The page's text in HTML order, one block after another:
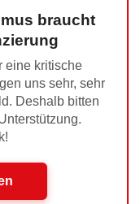
braucht
eine kritische
uns sehr, sehr
Deshalb bitten